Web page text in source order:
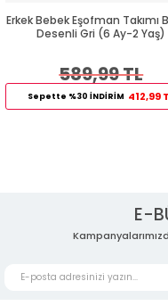
Erkek Bebek Eşofman Takımı
Desenli Gri (6 Ay-2 Yaş)
589,99 TL
Sepette %30 İNDİRİM 412,99
E-